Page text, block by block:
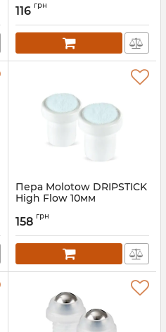
116 грн
Пера Molotow DRIPSTICK
High Flow 10мм
158 грн